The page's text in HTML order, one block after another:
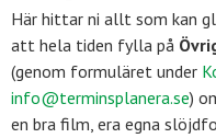
Här hittar ni allt som kan
att hela tiden fylla på
(genom formuläret under
info@terminsplanera.se)
en bra film, era egna